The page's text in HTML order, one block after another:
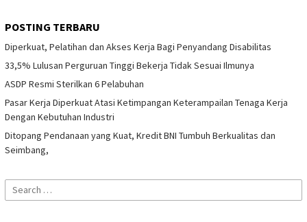
POSTING TERBARU
Diperkuat, Pelatihan dan Akses Kerja Bagi Penyandang Disabilitas
33,5% Lulusan Perguruan Tinggi Bekerja Tidak Sesuai Ilmunya
ASDP Resmi Sterilkan 6 Pelabuhan
Pasar Kerja Diperkuat Atasi Ketimpangan Keterampailan Tenaga Kerja
Dengan Kebutuhan Industri
Ditopang Pendanaan yang Kuat, Kredit BNI Tumbuh Berkualitas dan
Seimbang,
Search
for: